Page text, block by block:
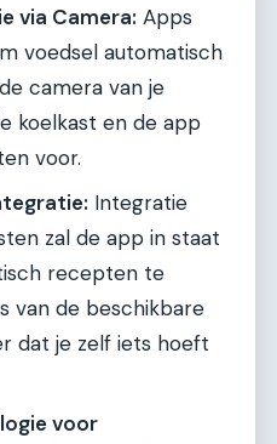
via Camera: Apps
voedsel automatisch
camera van je
koelkast en de app
voor.
Integratie
zal de app in staat
recepten te
van de beschikbare
dat je zelf iets hoeft
voor